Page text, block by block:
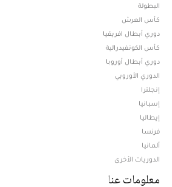
البطولة
كأس العرش
دوري أبطال افريقيا
كأس الكونفيدرالية
دوري أبطال أوروبا
الدوري الأوروبي
إنجلترا
إسبانيا
إيطاليا
فرنسا
ألمانيا
الدوريات الأخرى
معلومات عنا